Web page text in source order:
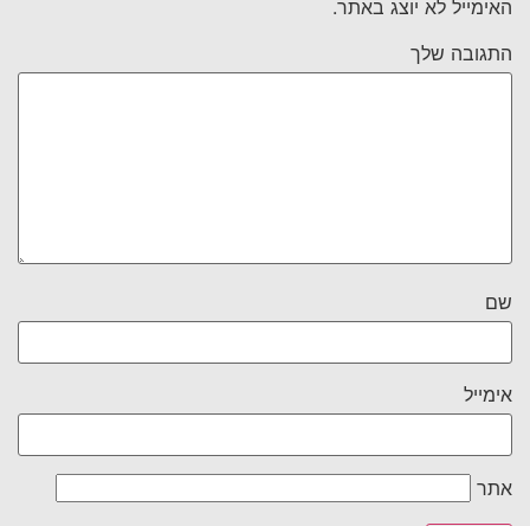
האימייל לא יוצג באתר.
התגובה שלך
שם
אימייל
אתר